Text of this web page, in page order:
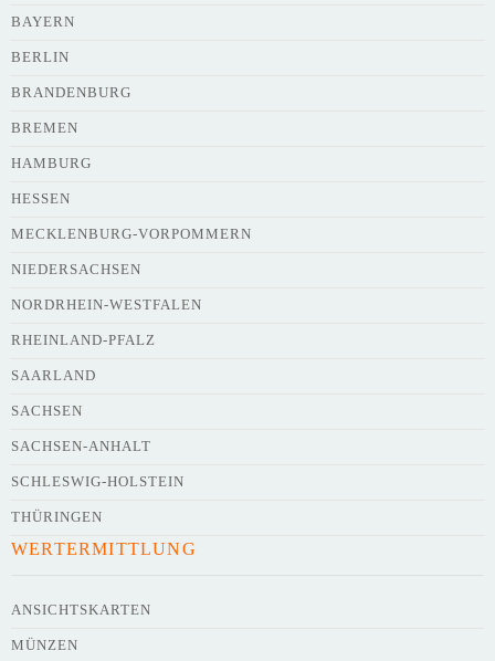
Webseite
Kurze Beschreibung des Flohmarkts
Kontaktdaten des Veranstalters
BAYERN
BERLIN
BRANDENBURG
BREMEN
HAMBURG
HESSEN
MECKLENBURG-VORPOMMERN
NIEDERSACHSEN
NORDRHEIN-WESTFALEN
RHEINLAND-PFALZ
SAARLAND
SACHSEN
SACHSEN-ANHALT
SCHLESWIG-HOLSTEIN
THÜRINGEN
WERTERMITTLUNG
ANSICHTSKARTEN
MÜNZEN